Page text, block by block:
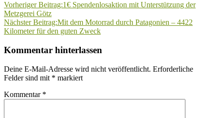
Vorheriger Beitrag:1€ Spendenlosaktion mit Unterstützung der
Metzgerei Götz
Nächster Beitrag:Mit dem Motorrad durch Patagonien – 4422
Kilometer für den guten Zweck
Kommentar hinterlassen
Deine E-Mail-Adresse wird nicht veröffentlicht. Erforderliche
Felder sind mit * markiert
Kommentar *